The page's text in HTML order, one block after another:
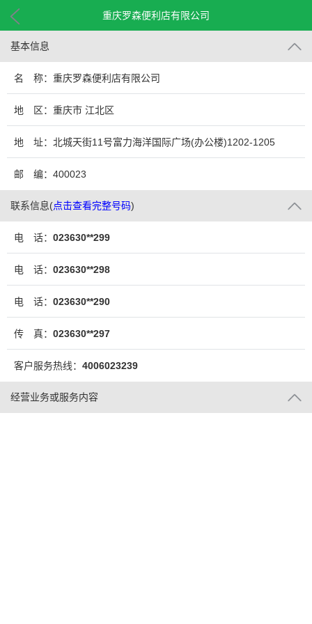
重庆罗森便利店有限公司
基本信息
名 称：重庆罗森便利店有限公司
地 区：重庆市 江北区
地 址：北城天街11号富力海洋国际广场(办公楼)1202-1205
邮 编：400023
联系信息(点击查看完整号码)
电 话： 023630**299
电 话： 023630**298
电 话： 023630**290
传 真： 023630**297
客户服务热线： 4006023239
经营业务或服务内容